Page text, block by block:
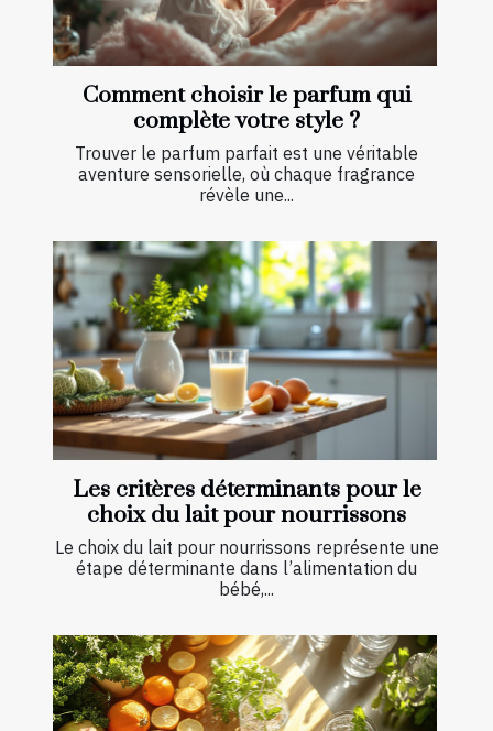
Comment choisir le parfum qui
complète votre style ?
Trouver le parfum parfait est une véritable
aventure sensorielle, où chaque fragrance
révèle une...
Les critères déterminants pour le
choix du lait pour nourrissons
Le choix du lait pour nourrissons représente une
étape déterminante dans l’alimentation du
bébé,...